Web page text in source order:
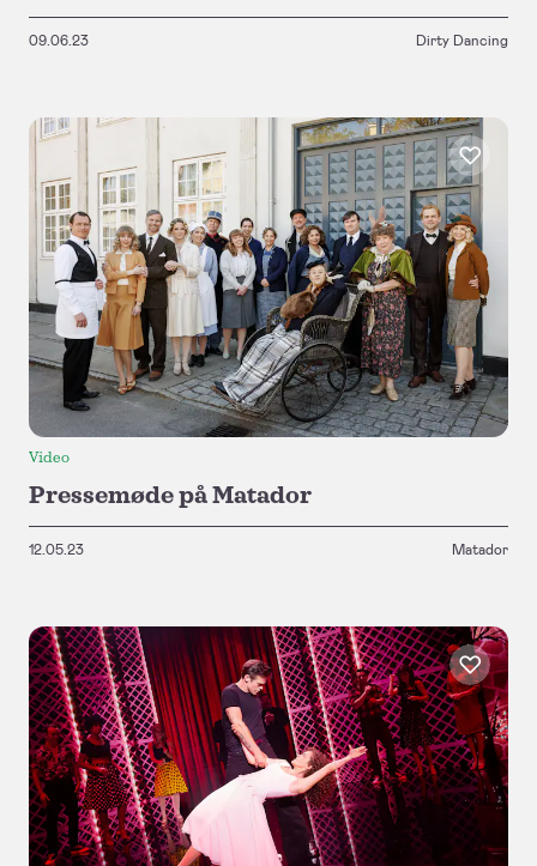
09.06.23 Dirty Dancing
Video
Pressemøde på Matador
12.05.23 Matador